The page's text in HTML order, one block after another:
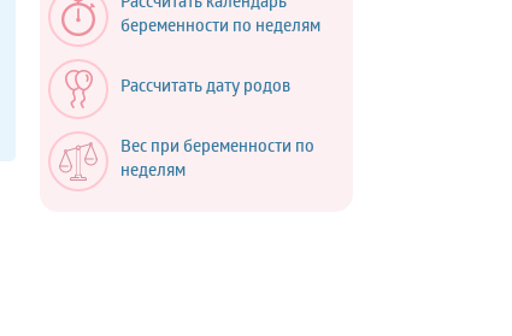
Рассчитать календарь
беременности по неделям
Рассчитать дату родов
Вес при беременности по
неделям